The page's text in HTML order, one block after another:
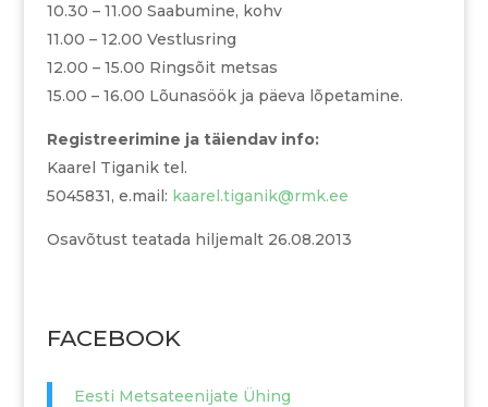
10.30 – 11.00 Saabumine, kohv
11.00 – 12.00 Vestlusring
12.00 – 15.00 Ringsõit metsas
15.00 – 16.00 Lõunasöök ja päeva lõpetamine.
Registreerimine ja täiendav info:
Kaarel Tiganik tel.
5045831, e.mail: kaarel.tiganik@rmk.ee
Osavõtust teatada hiljemalt 26.08.2013
FACEBOOK
Eesti Metsateenijate Ühing